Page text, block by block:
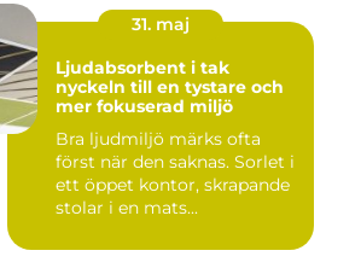
31. maj
Ljudabsorbent i tak
nyckeln till en tystare och
mer fokuserad miljö
Bra ljudmiljö märks ofta
först när den saknas. Sorlet i
ett öppet kontor, skrapande
stolar i en mats...